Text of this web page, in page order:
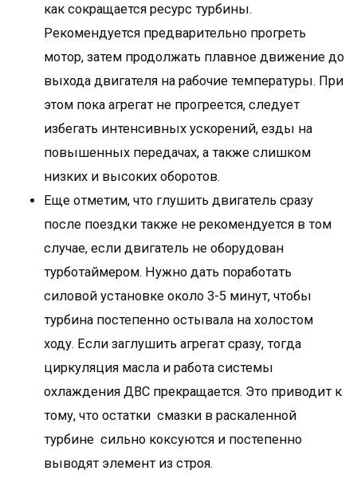
как сокращается ресурс турбины.
Рекомендуется предварительно прогреть
мотор, затем продолжать плавное движение до
выхода двигателя на рабочие температуры. При
этом пока агрегат не прогреется, следует
избегать интенсивных ускорений, езды на
повышенных передачах, а также слишком
низких и высоких оборотов.
Еще отметим, что глушить двигатель сразу
после поездки также не рекомендуется в том
случае, если двигатель не оборудован
турботаймером. Нужно дать поработать
силовой установке около 3-5 минут, чтобы
турбина постепенно остывала на холостом
ходу. Если заглушить агрегат сразу, тогда
циркуляция масла и работа системы
охлаждения ДВС прекращается. Это приводит к
тому, что остатки смазки в раскаленной
турбине сильно коксуются и постепенно
выводят элемент из строя.